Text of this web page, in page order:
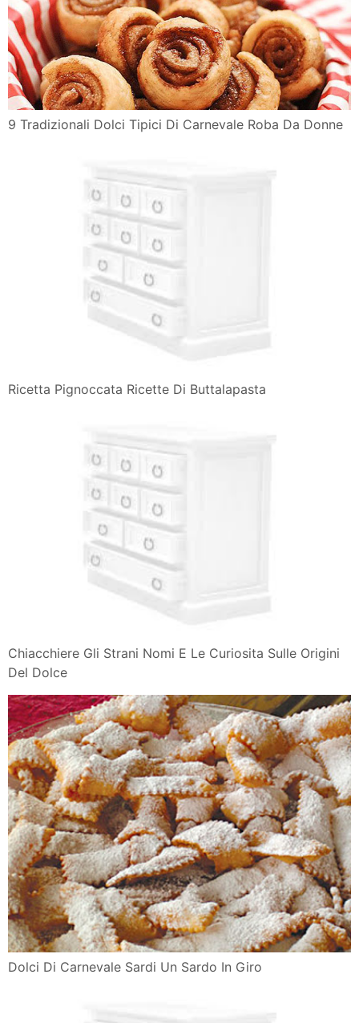
9 Tradizionali Dolci Tipici Di Carnevale Roba Da Donne
Ricetta Pignoccata Ricette Di Buttalapasta
Chiacchiere Gli Strani Nomi E Le Curiosita Sulle Origini
Del Dolce
Dolci Di Carnevale Sardi Un Sardo In Giro